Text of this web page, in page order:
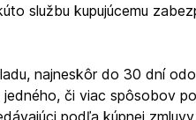
službu kupujúcemu
najneskôr do 30 dní
či viac spôsobov
podľa kúpnej